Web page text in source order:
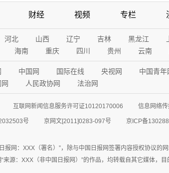
财经 视频 专栏
河北 山西 辽宁 吉林 黑龙江
海南 重庆 四川 贵州 云南
中国网 国际在线 央视网 中国青年
人民政协网 法治网
互联网新闻信息服务许可证10120170006 信息网络
号 京网文[2011]0283-097号 京ICP备
报网：XXX（署名）”，除与中国日报网签署内容授权协议
源：XXX（非中国日报网）”的作品，均转载自其它媒体，